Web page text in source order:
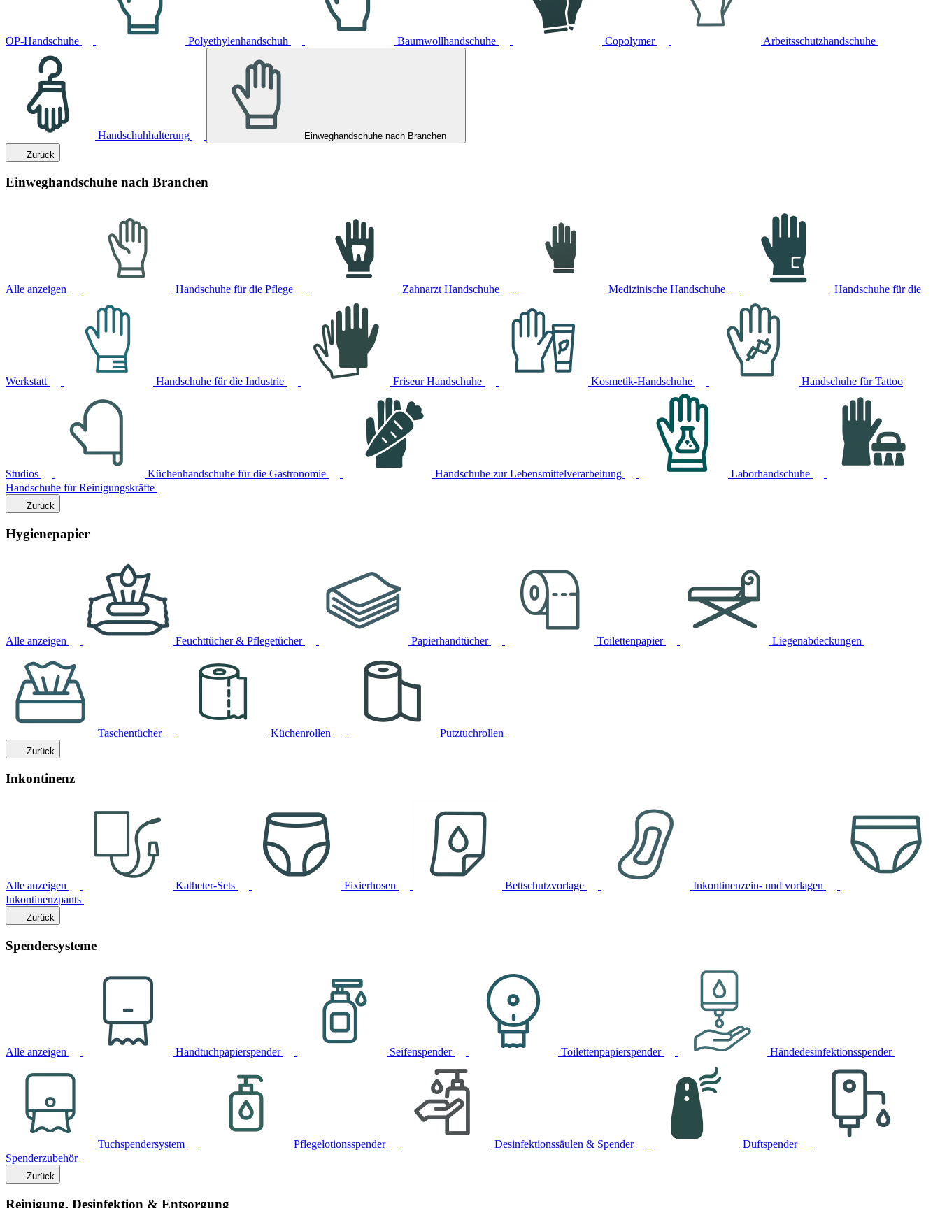
OP-Handschuhe Polyethylenhandschuh Baumwollhandschuhe Copolymer Arbeitsschutzhandschuhe
Handschuhhalterung
Einweghandschuhe nach Branchen
Zurück
Einweghandschuhe nach Branchen
Alle anzeigen Handschuhe für die Pflege Zahnarzt Handschuhe Medizinische Handschuhe Handschuhe für die
Werkstatt Handschuhe für die Industrie Friseur Handschuhe Kosmetik-Handschuhe Handschuhe für Tattoo
Studios Küchenhandschuhe für die Gastronomie Handschuhe zur Lebensmittelverarbeitung
Laborhandschuhe
Handschuhe für Reinigungskräfte
Zurück
Hygienepapier
Alle anzeigen Feuchttücher & Pflegetücher Papierhandtücher Toilettenpapier Liegenabdeckungen
Taschentücher Küchenrollen Putztuchrollen
Zurück
Inkontinenz
Alle anzeigen Katheter-Sets Fixierhosen Bettschutzvorlage
Inkontinenzein- und vorlagen
Inkontinenzpants
Zurück
Spendersysteme
Alle anzeigen Handtuchpapierspender Seifenspender Toilettenpapierspender Händedesinfektionsspender
Tuchspendersystem Pflegelotionsspender Desinfektionssäulen & Spender
Duftspender
Spenderzubehör
Zurück
Reinigung, Desinfektion & Entsorgung